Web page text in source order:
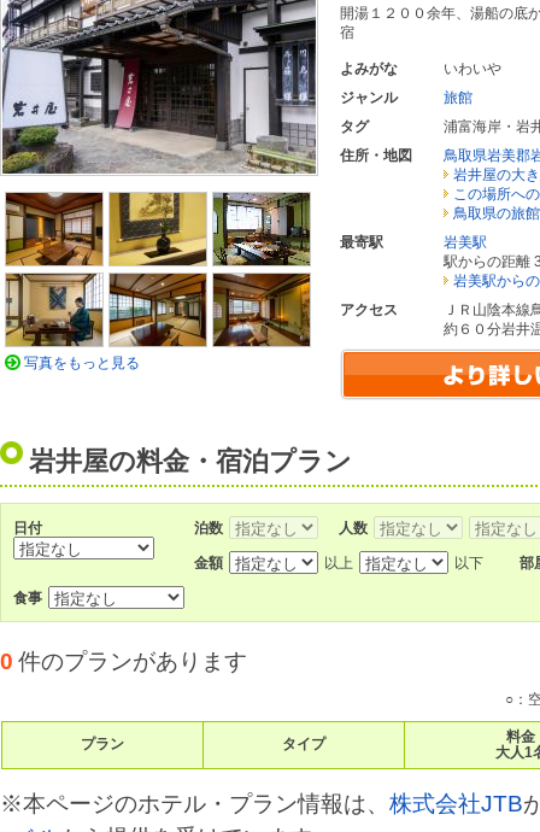
開湯１２００余年、湯船の底
宿
よみがな
いわいや
ジャンル
旅館
タグ
浦富海岸・岩
住所・地図
鳥取県岩美郡
岩井屋の大
この場所へ
鳥取県の旅館
最寄駅
岩美駅
駅からの距離
岩美駅から
アクセス
ＪＲ山陰本線
約６０分岩井
写真をもっと見る
岩井屋の料金・宿泊プラン
日付 泊数 人数
金額 以上 以下 部
食事
0 件のプランがあります
○：
プラン タイプ
料金
大人1
※本ページのホテル・プラン情報は、 株式会社JTB